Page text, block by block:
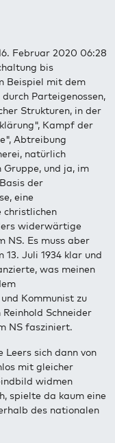
Februar 2020 06:28
bis
Beispiel mit dem
Parteigenossen,
Strukturen, in der
Kampf der
Abtreibung
natürlich
und ja, im
der
eine
christlichen
widerwärtige
NS. Es muss aber
Juli 1934 klar und
was meinen
Kommunist zu
Schneider
NS fasziniert.
sich dann von
mit gleicher
widmen
spielte da kaum eine
des nationalen